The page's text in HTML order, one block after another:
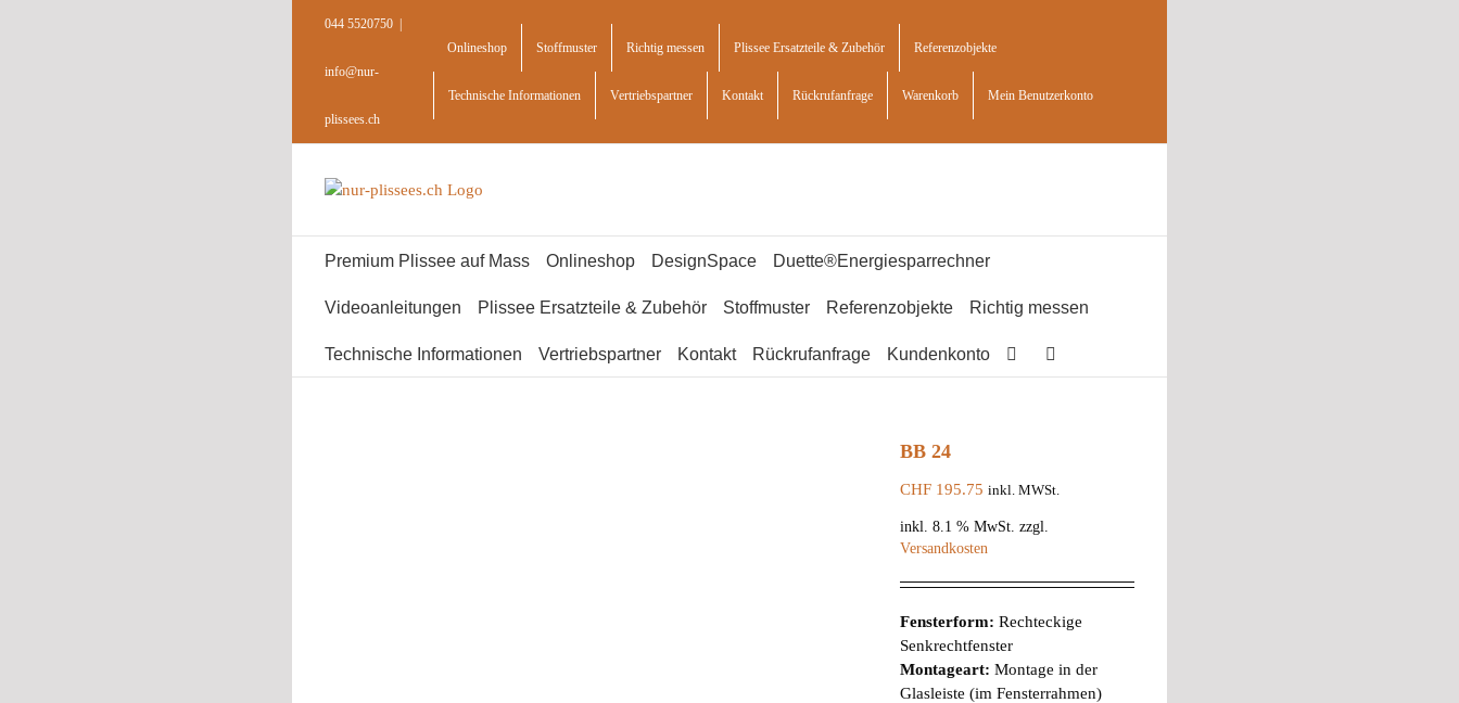
044 5520750
info@nur-
plissees.ch
Onlineshop Stoffmuster Richtig messen Plissee Ersatzteile & Zubehör Referenzobjekte
Technische Informationen Vertriebspartner Kontakt Rückrufanfrage Warenkorb Mein Benutzerkonto
Premium Plissee auf Mass Onlineshop DesignSpace Duette®Energiesparrechner
Videoanleitungen Plissee Ersatzteile & Zubehör Stoffmuster Referenzobjekte Richtig messen
Technische Informationen Vertriebspartner Kontakt Rückrufanfrage Kundenkonto
BB 24
CHF195.75 inkl. MWSt.
inkl. 8.1 % MwSt. zzgl.
Versandkosten
Fensterform: Rechteckige
Senkrechtfenster
Montageart: Montage in der
Glasleiste (im Fensterrahmen)